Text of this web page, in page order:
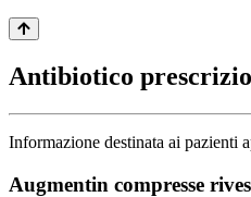
Antibiotico
Informazione destinata ai pazienti
Augmentin compresse